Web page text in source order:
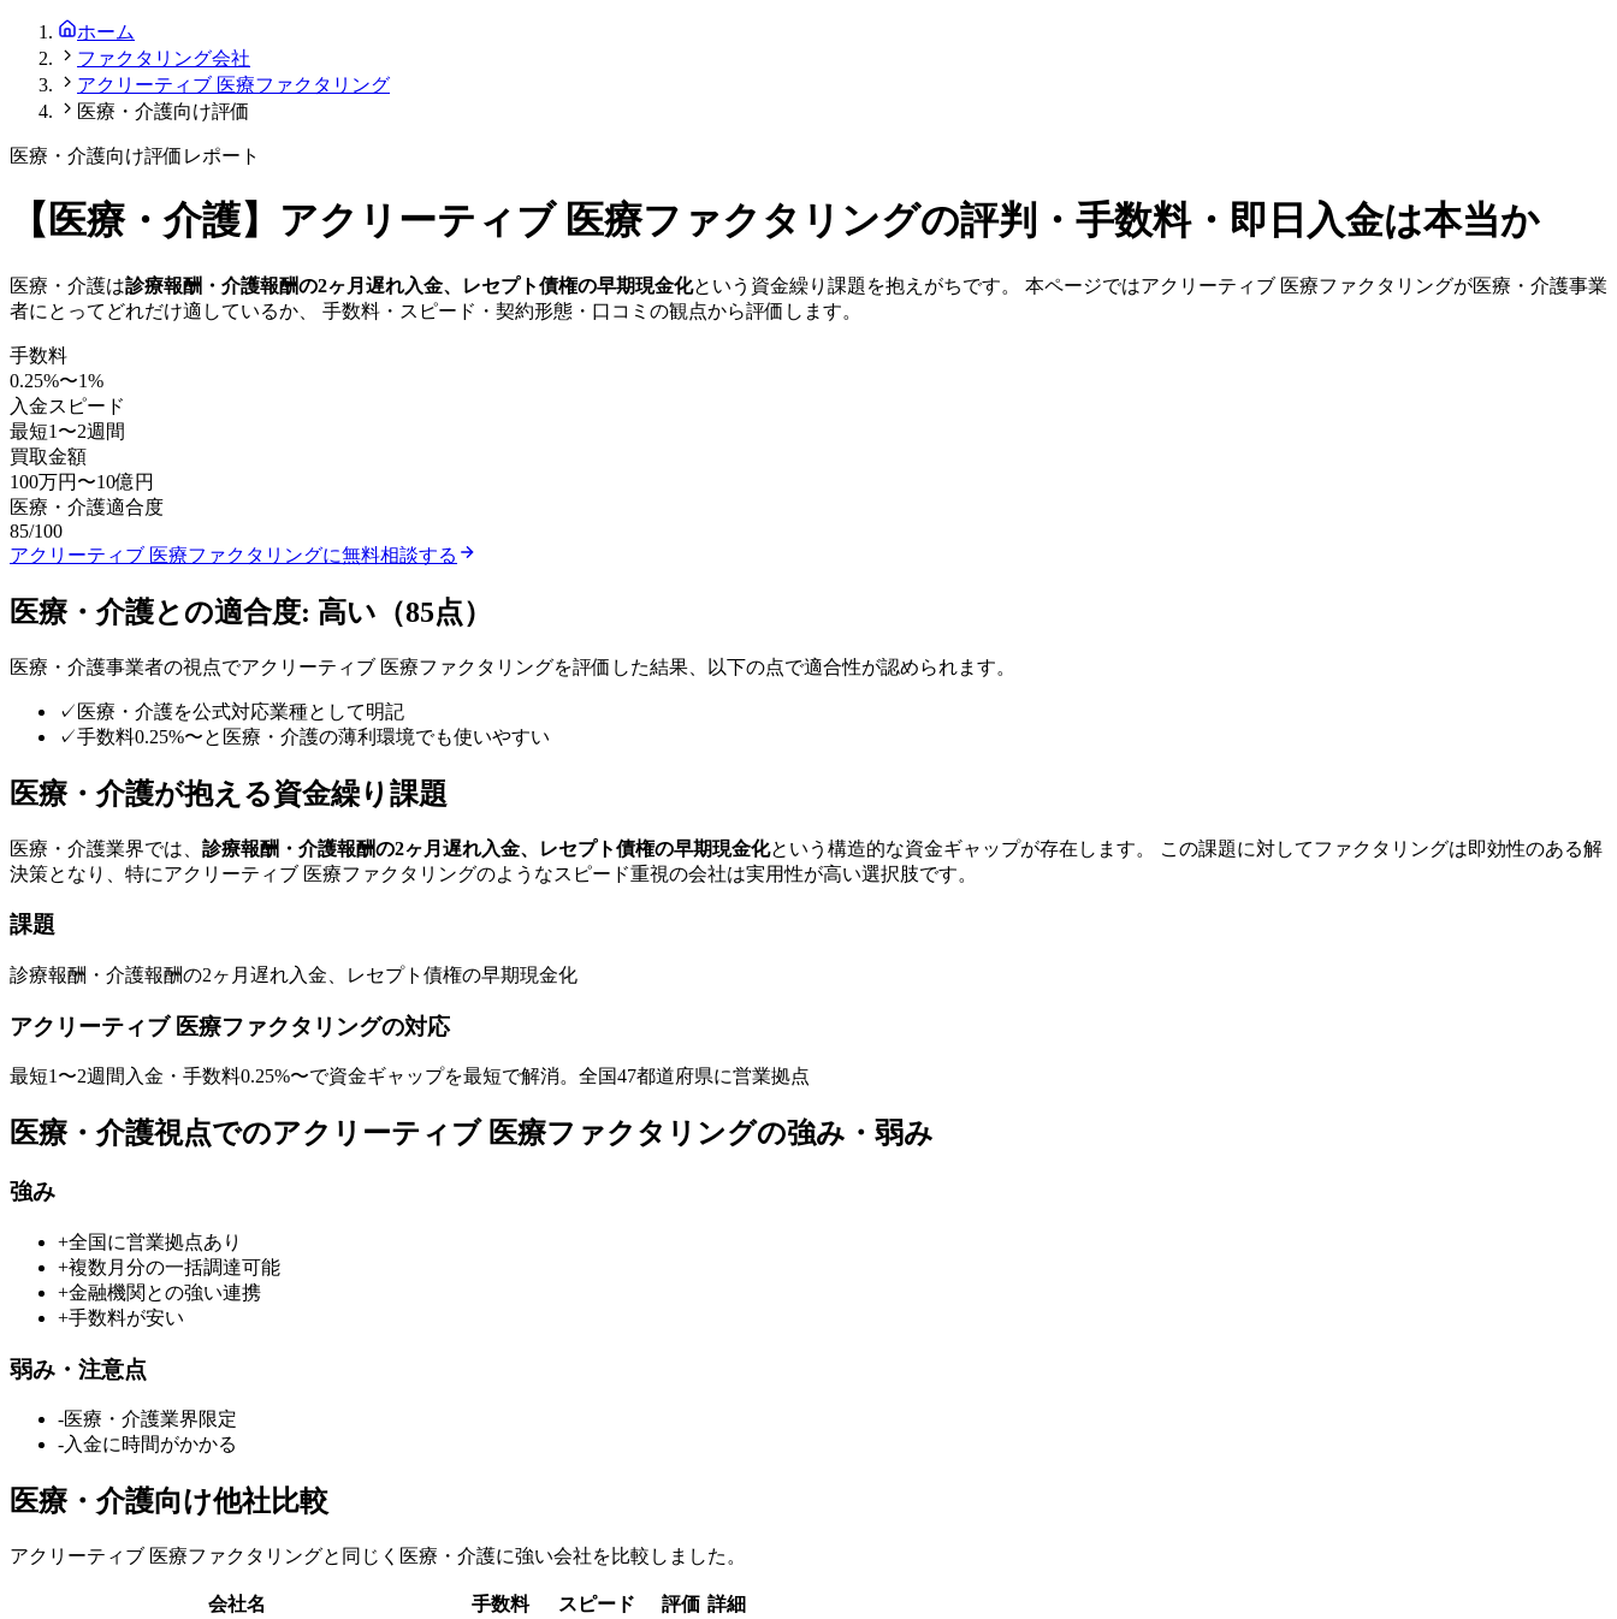
ホーム
ファクタリング会社
アクリーティブ 医療ファクタリング
医療・介護向け評価
医療・介護向け評価レポート
【 医療・介護】 アクリーティブ 医療ファクタリングの評判・手数料・即日入金は本当か
医療・介護は診療報酬・介護報酬の2ヶ月遅れ入金、レセプト債権の早期現金化という資金繰り課題を抱えがちです。 本ページではアクリーティブ 医療ファクタリングが医療・介護事業
者にとってどれだけ適しているか、 手数料・スピード・契約形態・口コミの観点から評価します。
手数料
0.25%〜1%
入金スピード
最短1〜2週間
買取金額
100万円 〜10億円
医療・介護適合度
85/100
アクリーティブ 医療ファクタリングに無料相談する
医療・介護との適合度: 高い （85点）
医療・介護事業者の視点でアクリーティブ 医療ファクタリングを評価した結果、以下の点で適合性が認められます。
✓ 医療・介護を公式対応業種として明記
✓手数料0.25%〜と医療・介護の薄利環境でも使いやすい
医療・介護が抱える資金繰り課題
医療・介護業界では、 診療報酬・介護報酬の2ヶ月遅れ入金、レセプト債権の早期現金化という構造的な資金ギャップが存在します。 この課題に対してファクタリングは即効性のある解
決策となり、特にアクリーティブ 医療ファクタリングのようなスピード重視の会社は実用性が高い選択肢です。
課題
診療報酬・介護報酬の2ヶ月遅れ入金、レセプト債権の早期現金化
アクリーティブ 医療ファクタリングの対応
最短1〜2週間 入金・手数料0.25%〜で資金ギャップを最短で解消。 全国47都道府県に営業拠点
医療・介護視点でのアクリーティブ 医療ファクタリングの強み・弱み
強み
+全国に営業拠点あり
+複数月分の一括調達可能
+金融機関との強い連携
+手数料が安い
弱み・注意点
-医療・介護業界限定
-入金に時間がかかる
医療・介護向け他社比較
アクリーティブ 医療ファクタリングと同じく 医療・介護に強い会社を比較しました。
会社名 手数料 スピード 評価 詳細